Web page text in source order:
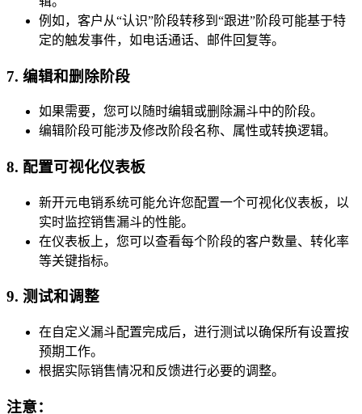
例如，客户从“认识”阶段转移到“跟进”阶段可能基于特
定的触发事件，如电话通话、邮件回复等。
7. 编辑和删除阶段
如果需要，您可以随时编辑或删除漏斗中的阶段。
编辑阶段可能涉及修改阶段名称、属性或转换逻辑。
8. 配置可视化仪表板
新开元电销系统可能允许您配置一个可视化仪表板，以
实时监控销售漏斗的性能。
在仪表板上，您可以查看每个阶段的客户数量、转化率
等关键指标。
9. 测试和调整
在自定义漏斗配置完成后，进行测试以确保所有设置按
预期工作。
根据实际销售情况和反馈进行必要的调整。
注意：